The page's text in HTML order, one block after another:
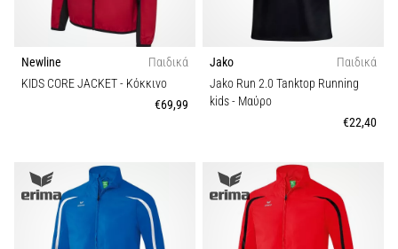
Newline
Παιδικά
KIDS CORE JACKET- Κόκκινο
€69,99
Jako
Παιδικά
Jako Run 2.0 Tanktop Running
kids- Μαύρο
€22,40